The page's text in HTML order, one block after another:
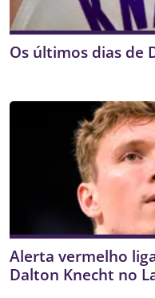
Os últimos dias de
Alerta vermelho
Dalton Knecht no